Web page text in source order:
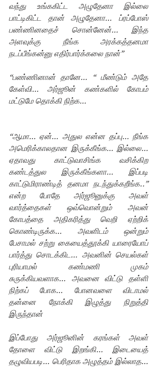
வந்து உங்ககிட்ட அழுதேனா இல்லை
பாட்டிகிட்ட தான் அழுதேனா… ப்ரப்போஸ்
பண்ணினதைச் சொன்னேன்… இந்த
அளவுக்கு நீங்க அரக்கத்தனமா
நடப்பீங்கன்னு எதிர்பார்க்கலை நான்”
“பண்ணினான் தானே… “ மீண்டும் அதே
கேள்வி… அர்ஜூன் கண்களில் கோபம்
மட்டுமே தொக்கி நிற்க…
“ஆமா… ஏன்… அதுல என்ன தப்பு… நீங்க
அமெரிக்காலதான இருக்கீங்க… இல்லை…
ஏதாவது காட்டுவாசிங்க வசிக்கிற
கண்டத்துல இருக்கீங்களா… இப்படி
காட்டுமிராண்டித் தனமா நடந்துக்கறீங்க..”
என்ற போதே அர்ஜூனுக்கு அவள்
வார்த்தைகள் ஒவ்வொன்றும் அவன்
கோபத்தை அதிகரித்து வெறி ஏற்றிக்
கொண்டிருக்க… அவளிடம் ஒன்றும்
பேசாமல் சற்று கையைத்தூக்கி யாரையோப்
பார்த்து சொடக்கிட… அவனின் செயல்கள்
புரியாமல் கண்மணி முகம்
சுருக்கியவளாக… அவனை விட்டு தள்ளி
நிற்கப் போக… போனவளை விடாமல்
தன்னை நோக்கி இழுத்து நிறுத்தி
இருந்தான்
இப்போது அர்ஜூனின் கரங்கள் அவள்
தோளை விட்டு இறங்கி… இடையைத்
தழுவியபடி… பெரிதாக அழுத்தம் இல்லாத…